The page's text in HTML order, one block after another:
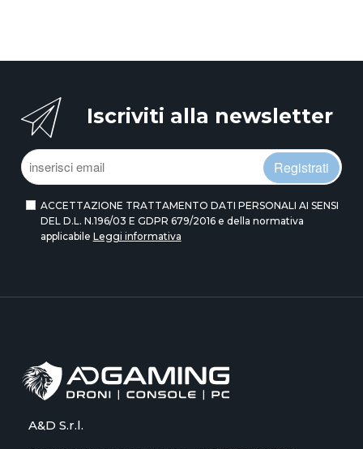
Iscriviti alla newsletter
Registrati
ACCETTAZIONE TRATTAMENTO DATI PERSONALI AI SENSI
DEL D.L. N.196/03 E GDPR 679/2016 e della normativa
applicabile Leggi informativa
A&D S.r.l.